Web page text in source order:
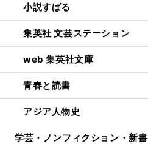
小説すばる
集英社 文芸ステーション
web 集英社文庫
青春と読書
アジア人物史
学芸・ノンフィクション・新書